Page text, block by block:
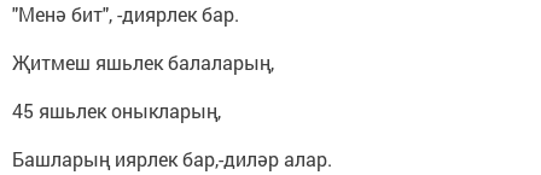
"Менә бит", -диярлек бар.
Җитмеш яшьлек балаларың,
45 яшьлек оныкларың,
Башларың иярлек бар,-диләр алар.